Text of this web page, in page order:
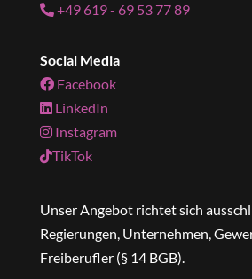
+49 619 - 69 53 77 89
Social Media
Facebook
LinkedIn
Instagram
TikTok
Unser Angebot richtet sich
Regierungen, Unternehmen,
Freiberufler (§ 14 BGB).